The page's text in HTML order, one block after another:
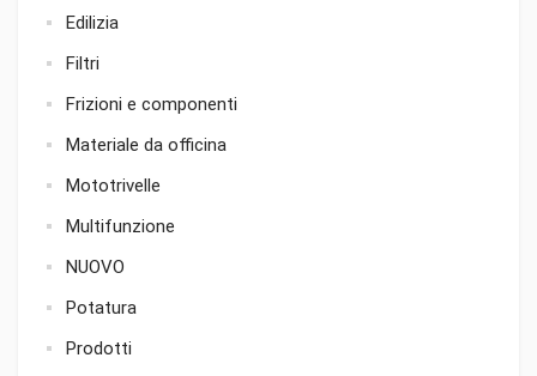
Edilizia
Filtri
Frizioni e componenti
Materiale da officina
Mototrivelle
Multifunzione
NUOVO
Potatura
Prodotti